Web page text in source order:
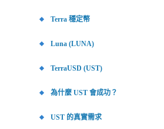
Terra 穩定幣
Luna (LUNA)
TerraUSD (UST)
為什麼 UST 會成功？
UST 的真實需求